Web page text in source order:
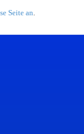
Seite an